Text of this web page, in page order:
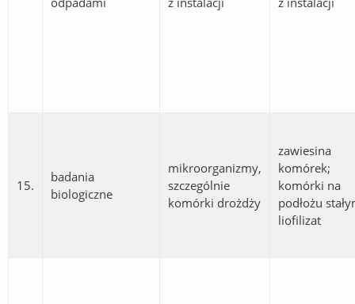
15.
badania
biologiczne
mikroorganizmy,
szczególnie
komórki drożdży
zawiesina
komórek;
komórki na
podłożu
liofilizat